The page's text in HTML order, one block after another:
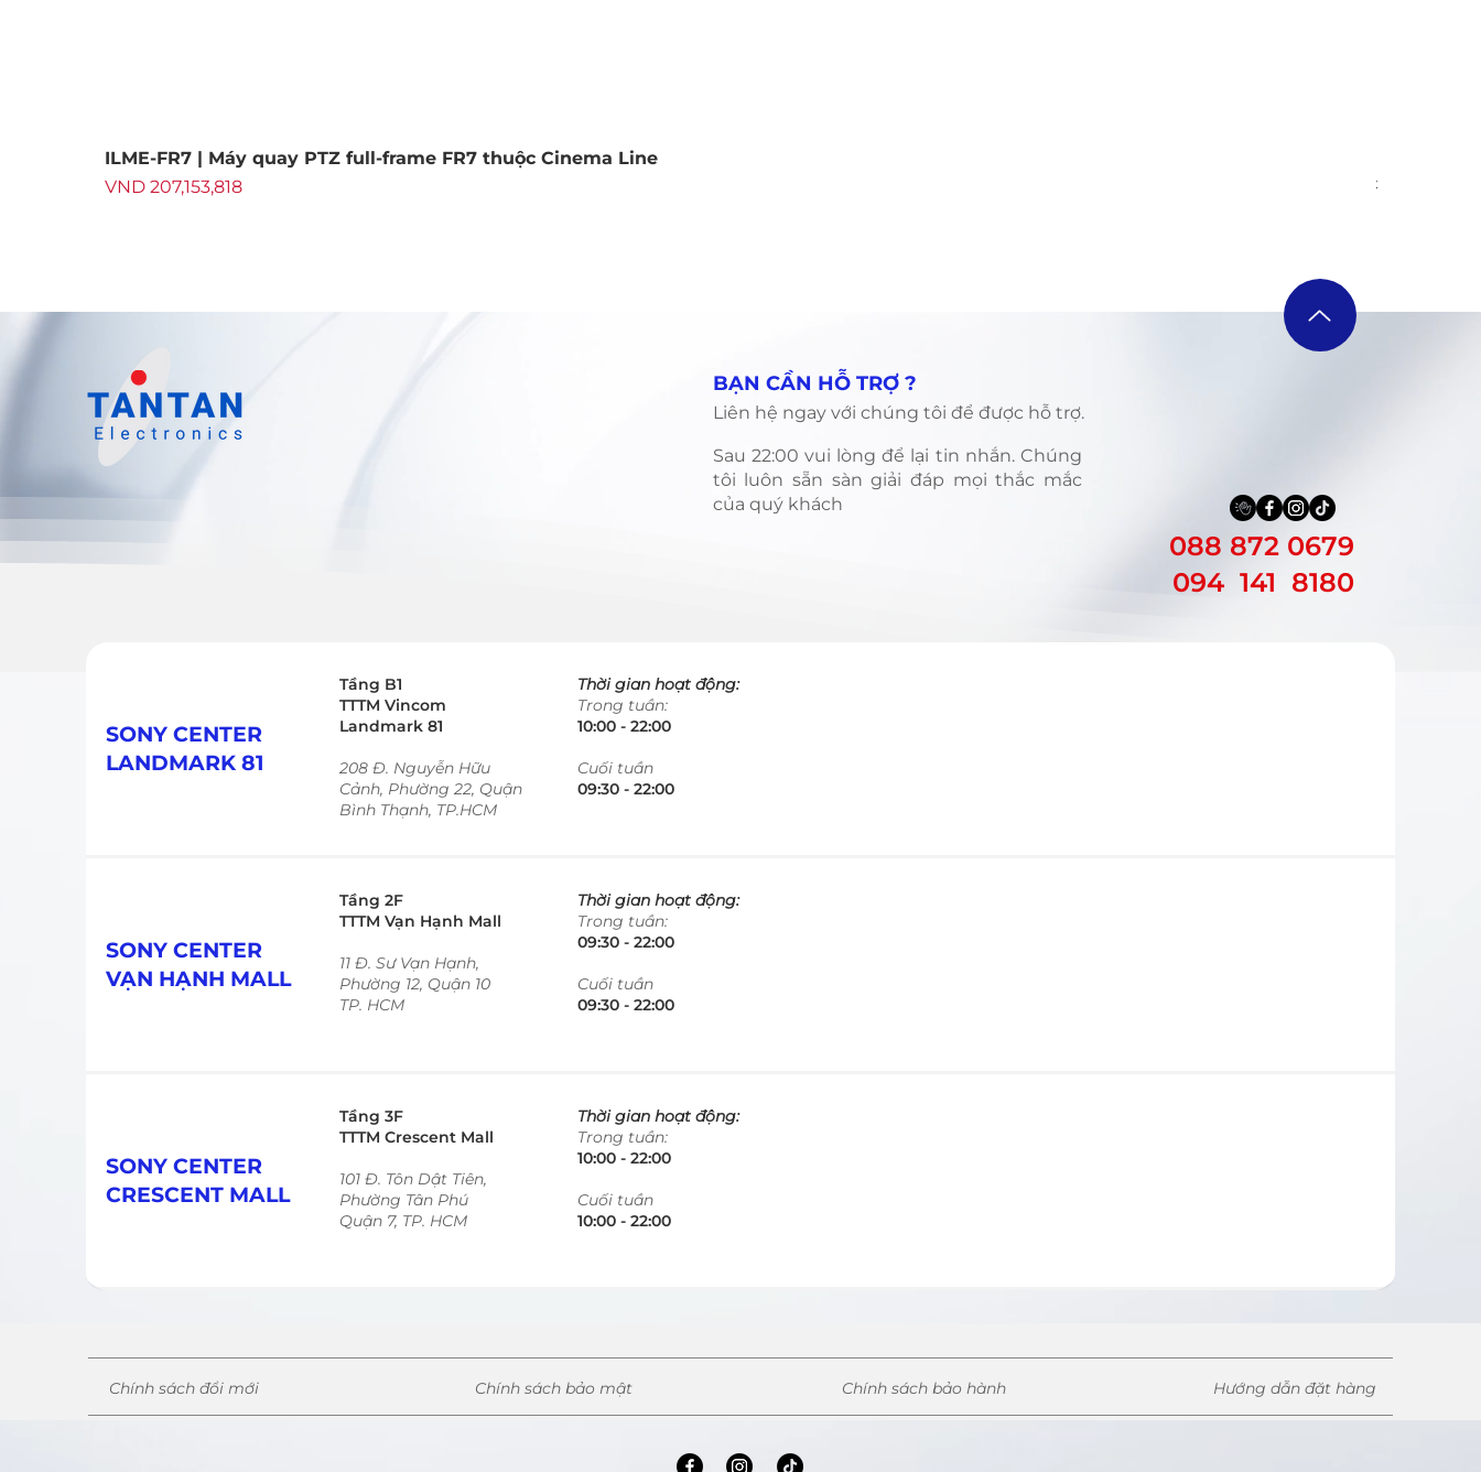
ILME-FR7 | Máy quay PTZ full-frame FR7 thuộc Cinema Line
Price
VND 207,153,818
Regular
VND
​BẠN CẦN HỖ TRỢ ?
Liên hệ ngay với chúng tôi để được hỗ trợ.
​Sau 22:00 vui lòng để lại tin nhắn. Chúng
tôi luôn sẵn sàn giải đáp mọi thắc mắc
của quý khách
088 872 0679
094 141 8180
SONY CENTER
LANDMARK 81
Tầng B1
TTTM Vincom
Landmark 81
208 Đ. Nguyễn Hữu
Cảnh, Phường 22, Quận
Bình Thạnh, TP.HCM
Thời gian hoạt động:
Trong tuần:
10:00 - 22:00​​​
​Cuối tuần
09:30 - 22:00​​​
SONY CENTER
VẠN HẠNH MALL
Tầng 2F
TTTM Vạn Hạnh Mall
11 Đ. Sư Vạn Hạnh,
Phường 12, Quận 10
TP. HCM
Thời gian hoạt động:
Trong tuần:
09:30 - 22:00​​​
​Cuối tuần
09:30 - 22:00​​​
SONY CENTER
CRESCENT MALL
Tầng 3F
TTTM Crescent Mall
101 Đ. Tôn Dật Tiên,
Phường Tân Phú
Quận 7, TP. HCM
Thời gian hoạt động:
Trong tuần:
10:00 - 22:00​​​
​Cuối tuần
10:00 - 22:00​​​
Chính sách đổi mới Chính sách bảo mật Chính sách bảo hành Hướng dẫn đặt hàng